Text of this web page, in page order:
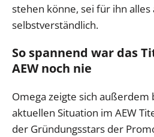
stehen könne, sei für ihn alles
selbstverständlich.
So spannend war das
AEW noch nie
Omega zeigte sich
aktuellen Situation im AEW
der Gründungsstars der